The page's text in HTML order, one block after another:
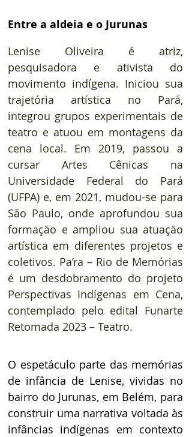
Entre a aldeia e o Jurunas
Lenise Oliveira é atriz,
pesquisadora e ativista do
movimento indígena. Iniciou sua
trajetória artística no Pará,
integrou grupos experimentais de
teatro e atuou em montagens da
cena local. Em 2019, passou a
cursar Artes Cênicas na
Universidade Federal do Pará
(UFPA) e, em 2021, mudou-se para
São Paulo, onde aprofundou sua
formação e ampliou sua atuação
artística em diferentes projetos e
coletivos. Pa’ra – Rio de Memórias
é um desdobramento do projeto
Perspectivas Indígenas em Cena,
contemplado pelo edital Funarte
Retomada 2023 – Teatro.
O espetáculo parte das memórias
de infância de Lenise, vividas no
bairro do Jurunas, em Belém, para
construir uma narrativa voltada às
infâncias indígenas em contexto